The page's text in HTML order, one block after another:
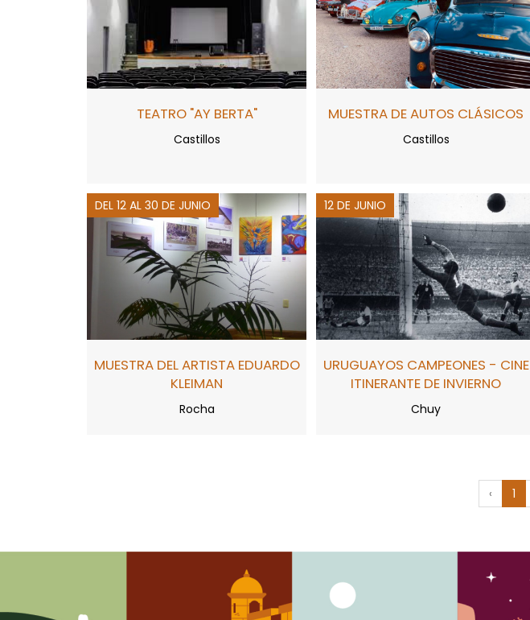
TEATRO "AY BERTA"
Castillos
MUESTRA DE AUTOS CLÁSICOS
Castillos
DEL 12 AL 30 DE JUNIO
MUESTRA DEL ARTISTA EDUARDO
KLEIMAN
Rocha
12 DE JUNIO
URUGUAYOS CAMPEONES - CINE
ITINERANTE DE INVIERNO
Chuy
‹ 1